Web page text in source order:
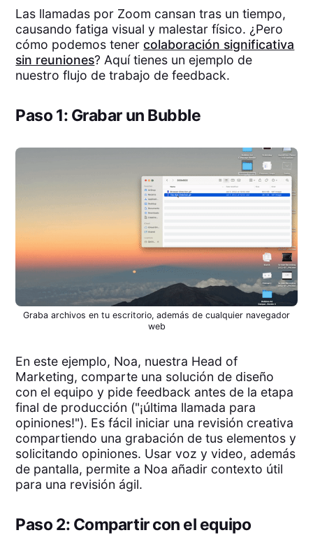
Las llamadas por Zoom cansan tras un tiempo,
causando fatiga visual y malestar físico. ¿Pero
cómo podemos tenercolaboración significativa
sin reuniones? Aquí tienes un ejemplo de
nuestro flujo de trabajo de feedback.
Paso 1: Grabar un Bubble
Graba archivos en tu escritorio, además de cualquier navegador
web
En este ejemplo, Noa, nuestra Head of
Marketing, comparte una solución de diseño
con el equipo y pide feedback antes de la etapa
final de producción ("¡última llamada para
opiniones!"). Es fácil iniciar una revisión creativa
compartiendo una grabación de tus elementos y
solicitando opiniones. Usar voz y video, además
de pantalla, permite a Noa añadir contexto útil
para una revisión ágil.
Paso 2: Compartir con el equipo